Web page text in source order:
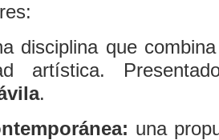
disciplina que
artística.
.
una